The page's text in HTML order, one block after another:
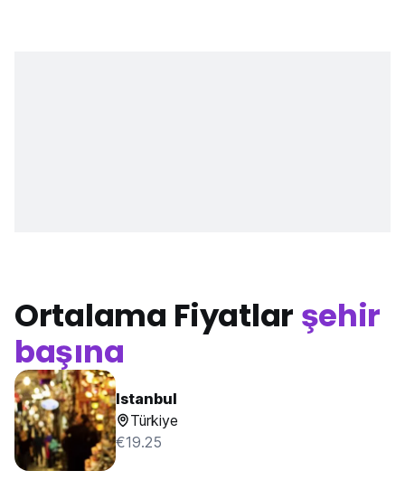
Ortalama Fiyatlar şehir
başına
Istanbul
Türkiye
€19.25